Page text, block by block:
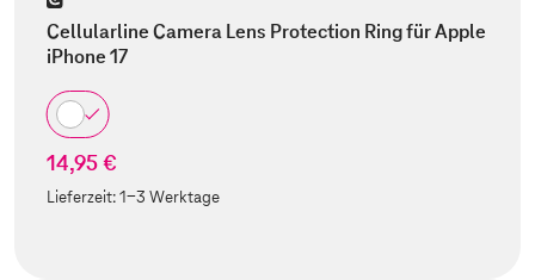
Cellularline Camera Lens Protection Ring für Apple
iPhone 17
14,95 €
Lieferzeit:1-3 Werktage